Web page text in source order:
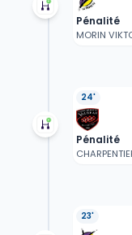
Pénalité
MORIN
24'
Pénalité
23'